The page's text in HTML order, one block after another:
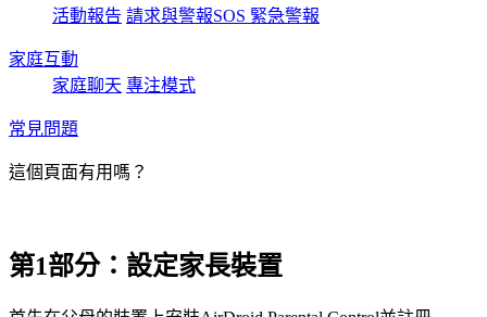
活動報告 請求與警報SOS 緊急警報
家庭互動
家庭聊天 專注模式
常見問題
這個頁面有用嗎？
第1部分：設定家長裝置